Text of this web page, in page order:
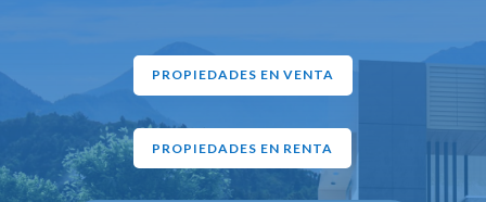
PROPIEDADES EN VENTA
PROPIEDADES EN RENTA